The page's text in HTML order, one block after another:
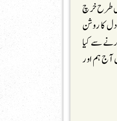
طرح خرچ
کا روشن
سے کیا
آج ہم اور